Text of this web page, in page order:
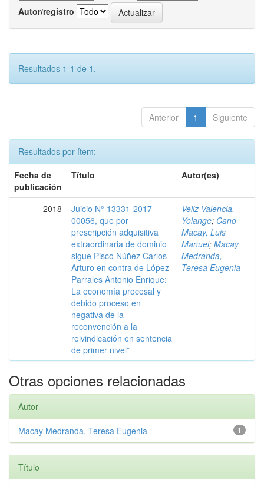
Autor/registro
Resultados 1-1 de 1.
Anterior 1 Siguiente
Resultados por ítem:
Fecha de
publicación
Título Autor(es)
2018
Juicio N° 13331-2017-
00056, que por
prescripción adquisitiva
extraordinaria de dominio
sigue Pisco Núñez Carlos
Arturo en contra de López
Parrales Antonio Enrique:
La economía procesal y
debido proceso en
negativa de la
reconvención a la
reivindicación en sentencia
de primer nivel”
Veliz Valencia,
Yolange; Cano
Macay, Luis
Manuel; Macay
Medranda,
Teresa Eugenia
Otras opciones relacionadas
Autor
1
Macay Medranda, Teresa Eugenia
Título